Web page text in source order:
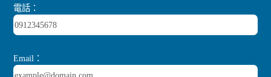
電話：
Email：